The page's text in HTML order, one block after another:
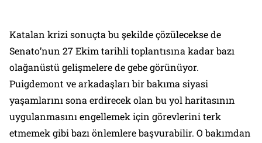
Katalan krizi sonuçta bu şekilde çözülecekse de
Senato’nun 27 Ekim tarihli toplantısına kadar bazı
olağanüstü gelişmelere de gebe görünüyor.
Puigdemont ve arkadaşları bir bakıma siyasi
yaşamlarını sona erdirecek olan bu yol haritasının
uygulanmasını engellemek için görevlerini terk
etmemek gibi bazı önlemlere başvurabilir. O bakımdan